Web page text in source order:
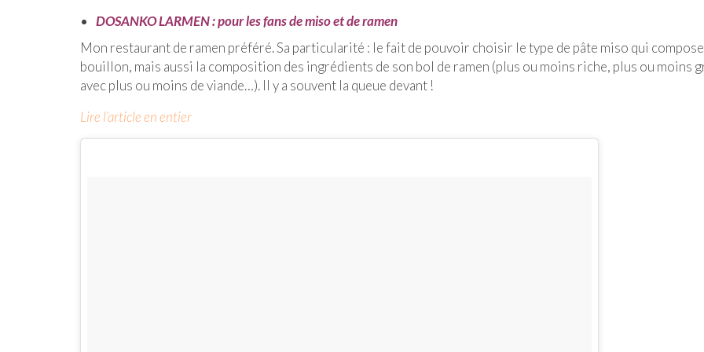
DOSANKO LARMEN : pour les fans de miso et de ramen
Mon restaurant de ramen préféré. Sa particularité : le fait de pouvoir choisir le type de pâte miso qui
bouillon, mais aussi la composition des ingrédients de son bol de ramen (plus ou moins riche, plus ou moins
avec plus ou moins de viande…). Il y a souvent la queue devant !
Lire l’article en entier